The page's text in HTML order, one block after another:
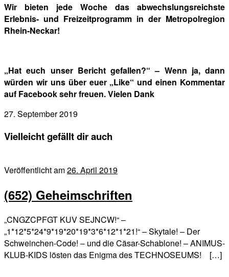
Wir bieten jede Woche das abwechslungsreichste
Erlebnis- und Freizeitprogramm in der Metropolregion
Rhein-Neckar!
„Hat euch unser Bericht gefallen?“ – Wenn ja, dann
würden wir uns über euer „Like“ und einen Kommentar
auf Facebook sehr freuen. Vielen Dank
27. September 2019
Vielleicht gefällt dir auch
Veröffentlicht am26. April 2019
(652) Geheimschriften
„CNGZCPFGT KUV SEJNCW!“ –
„1*12*5*24*9*19*20*19*3*6*12*1*21!“ – Skytale! – Der
Schweinchen-Code! – und die Cäsar-Schablone! – ANIMUS-
KLUB-KIDS lösten das Enigma des TECHNOSEUMS! […]